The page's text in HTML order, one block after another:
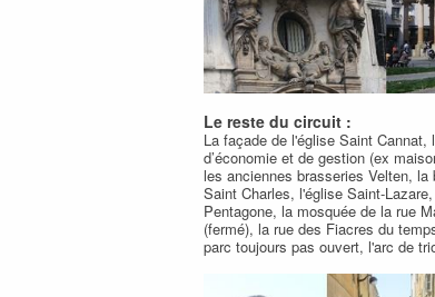
Le reste du circuit :
La façade de l'église Saint
d’économie et de gestion (ex
les anciennes brasseries Velten,
Saint Charles, l'église Saint-
Pentagone, la mosquée de la rue
(fermé), la rue des Fiacres du
parc toujours pas ouvert, l'arc de